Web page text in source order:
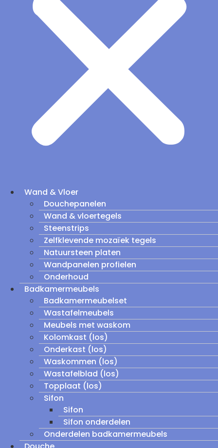
Wand & Vloer
Douchepanelen
Wand & vloertegels
Steenstrips
Zelfklevende mozaïek tegels
Natuursteen platen
Wandpanelen profielen
Onderhoud
Badkamermeubels
Badkamermeubelset
Wastafelmeubels
Meubels met waskom
Kolomkast (los)
Onderkast (los)
Waskommen (los)
Wastafelblad (los)
Topplaat (los)
Sifon
Sifon
Sifon onderdelen
Onderdelen badkamermeubels